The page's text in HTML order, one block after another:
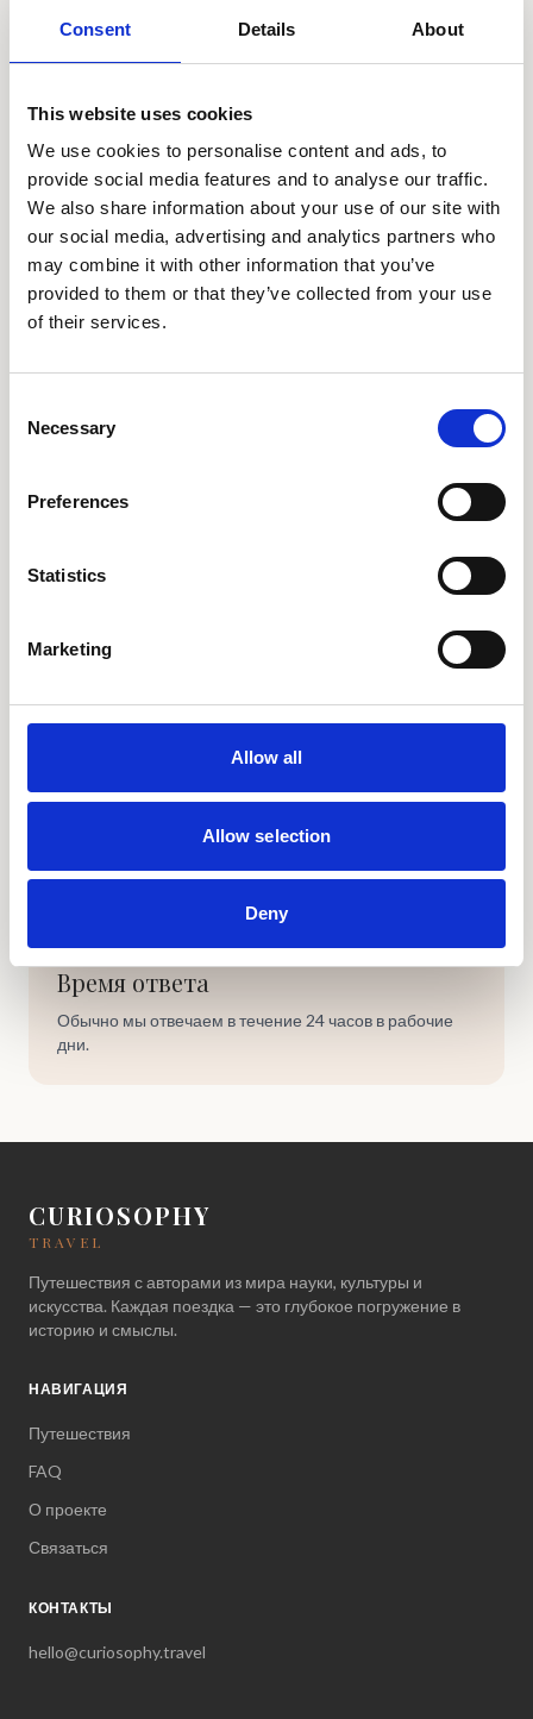
Consent Details About
This website uses cookies
We use cookies to personalise content and ads, to
provide social media features and to analyse our traffic.
We also share information about your use of our site with
our social media, advertising and analytics partners who
may combine it with other information that you’ve
provided to them or that they’ve collected from your use
of their services.
Selection
Necessary
Preferences
Statistics
Marketing
Allow all
Allow selection
Deny
Тема
Сообщение *
Время ответа
Обычно мы отвечаем в течение 24 часов в рабочие
дни.
CURIOSOPHY
TRAVEL
Путешествия с авторами из мира науки, культуры и
искусства. Каждая поездка — это глубокое погружение в
историю и смыслы.
НАВИГАЦИЯ
Путешествия
FAQ
О проекте
Связаться
КОНТАКТЫ
hello@curiosophy.travel